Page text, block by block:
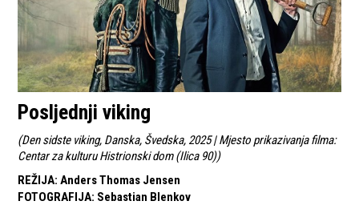
Posljednji viking
(Den sidste viking, Danska, Švedska, 2025 | Mjesto prikazivanja filma:
Centar za kulturu Histrionski dom (Ilica 90))
REŽIJA: Anders Thomas Jensen
FOTOGRAFIJA: Sebastian Blenkov